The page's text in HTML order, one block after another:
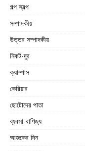
গল্প স্বল্প
সম্পাদকীয়
উত্তর সম্পাদকীয়
নিকট-দূর
ক্যাম্পাস
কেরিয়ার
ছোটোদের পাতা
ব্যবসা-বাণিজ্য
আজকের দিন